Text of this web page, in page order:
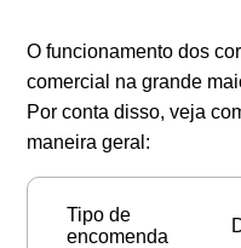
O funcionamento dos
comercial na grande
Por conta disso, veja
maneira geral:
Tipo de
encomenda